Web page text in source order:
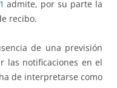
admite, por su parte la
recibo.
de una previsión
las notificaciones en el
de interpretarse como